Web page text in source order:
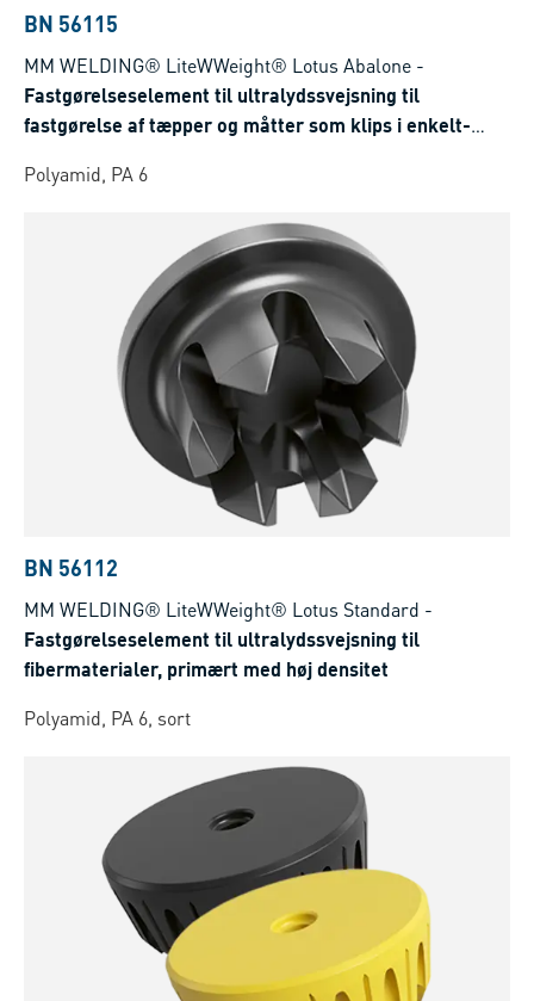
BN 56115
MM WELDING® LiteWWeight® Lotus Abalone -
Fastgørelseselement til ultralydssvejsning til
fastgørelse af tæpper og måtter som klips i enkelt-
Polyamid, PA 6
BN 56112
MM WELDING® LiteWWeight® Lotus Standard -
Fastgørelseselement til ultralydssvejsning til
fibermaterialer, primært med høj densitet
Polyamid, PA 6, sort